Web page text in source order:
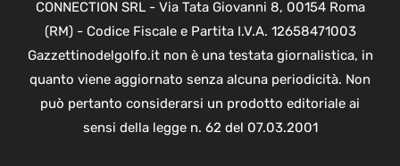
CONNECTION SRL - Via Tata Giovanni 8, 00154 Roma
(RM) - Codice Fiscale e Partita I.V.A. 12658471003
Gazzettinodelgolfo.it non è una testata giornalistica, in
quanto viene aggiornato senza alcuna periodicità. Non
può pertanto considerarsi un prodotto editoriale ai
sensi della legge n. 62 del 07.03.2001